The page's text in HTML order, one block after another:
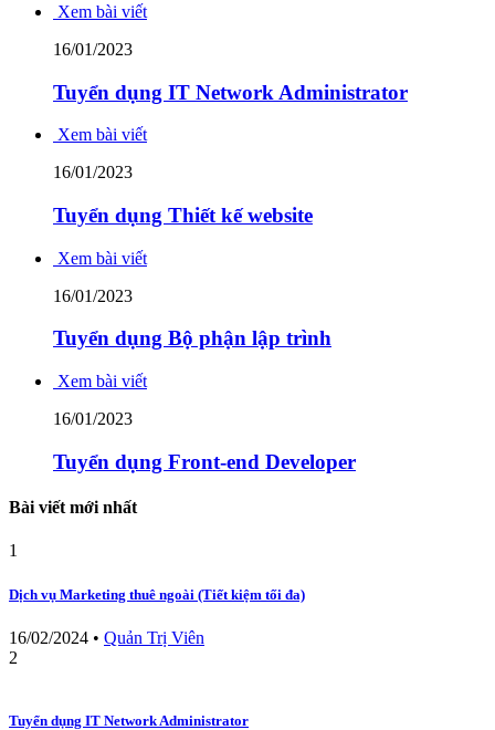
Xem bài viết
16/01/2023
Tuyển dụng IT Network Administrator
Xem bài viết
16/01/2023
Tuyển dụng Thiết kế website
Xem bài viết
16/01/2023
Tuyển dụng Bộ phận lập trình
Xem bài viết
16/01/2023
Tuyển dụng Front-end Developer
Bài viết mới nhất
1
Dịch vụ Marketing thuê ngoài (Tiết kiệm tối đa)
16/02/2024 • Quản Trị Viên
2
Tuyển dụng IT Network Administrator